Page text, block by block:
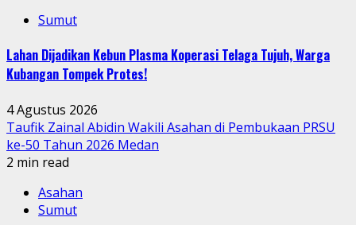
Sumut
Lahan Dijadikan Kebun Plasma Koperasi Telaga Tujuh, Warga
Kubangan Tompek Protes!
4 Agustus 2026
Taufik Zainal Abidin Wakili Asahan di Pembukaan PRSU
ke-50 Tahun 2026 Medan
2 min read
Asahan
Sumut